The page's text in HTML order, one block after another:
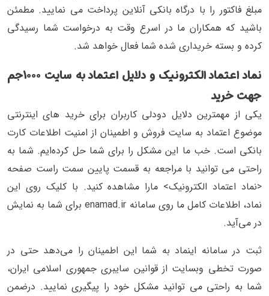
مبلغ فاکتور را با درگاه بانکی آنلاین پرداخت می نمایید. مطمئن
باشید که همکاران ما در اسرع وقت به درخواست شما رسیدگی
کرده و بسته خریداری شده شما فعال خواهد شد.
نماد اعتماد الکترونیک و دلایل اعتماد به سایت ۱۰۰۰جم
جهت خرید
یکی از مهمترین دلایل دودلی کاربران برای خرید های اینترنتی
موضوع اعتماد به سایت فروش و اطمینان از امنیت اطلاعات کارت
بانکی است. خب ما این مشکل را برای شما حل کرده‌ایم. شما به
راحتی می توانید با مراجعه به قسمت پایین سمت راست صفحه
<نماد اعتماد الکترونیک> مارا مشاهده کنید. با کلیک روی این
نماد، اطلاعات کامل ما روی سامانه enamad.ir برای شما به نمایش
در می‌آید.
ثبت در سامانه اینماد به شما این اطمینان را می‌دهد حتی در
صورت تخطی وبسایت از قوانین سایبری جمهوری اسلامی ایران،
شما به راحتی می توانید مشکل خود را پیگیری نمایید. درضمن